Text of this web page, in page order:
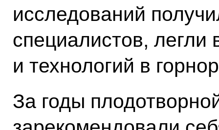
исследований
специалистов, легли
и технологий в
За годы